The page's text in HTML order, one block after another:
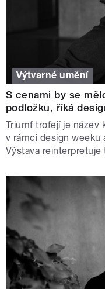
Výtvarné umění
S cenami by se
podložku, říká
Triumf trofejí je název
v rámci design weeku
Výstava